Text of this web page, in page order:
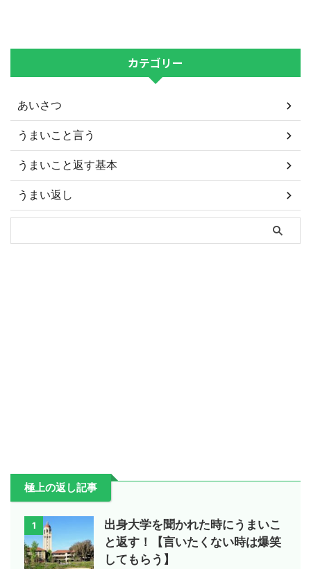
カテゴリー
あいさつ
うまいこと言う
うまいこと返す基本
うまい返し
極上の返し記事
1
出身大学を聞かれた時にうまいこ
と返す！【言いたくない時は爆笑
してもらう】